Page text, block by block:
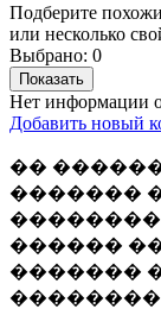
Подберите
или несколько
Выбрано: 0
Показать
Нет информации
Добавить новый
��
�������
������
�������